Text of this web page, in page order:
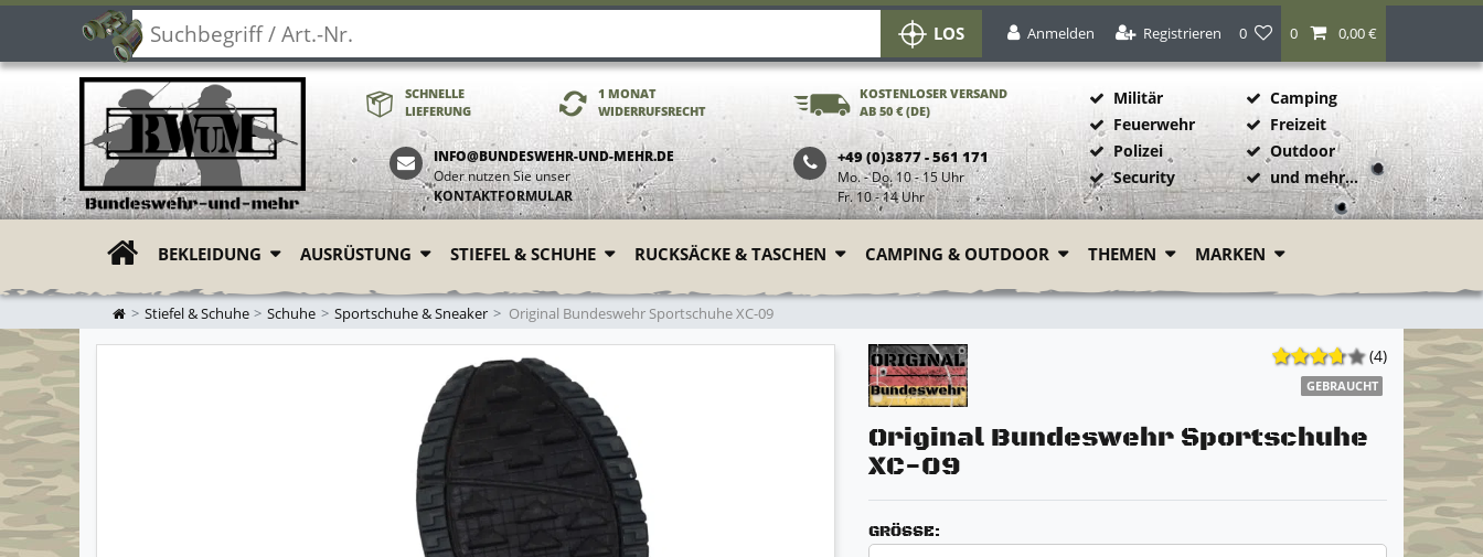
LOS Anmelden Registrieren 0 0 0,00 €
SCHNELLE
LIEFERUNG
1 MONAT
WIDERRUFSRECHT
KOSTENLOSER VERSAND
AB 50 € (DE)
INFO@BUNDESWEHR-UND-MEHR.DE
Oder nutzen Sie unser
KONTAKTFORMULAR
+49 (0)3877 - 561 171
Mo. - Do. 10 - 15 Uhr
Fr. 10 - 14 Uhr
Militär
Feuerwehr
Polizei
Security
Camping
Freizeit
Outdoor
und mehr...
ZUR STARTSEITE
BEKLEIDUNG AUSRÜSTUNG STIEFEL & SCHUHE RUCKSÄCKE & TASCHEN CAMPING & OUTDOOR THEMEN MARKEN
Stiefel & Schuhe Schuhe Sportschuhe & Sneaker Original Bundeswehr Sportschuhe XC-09
(4)
GEBRAUCHT
Original Bundeswehr Sportschuhe
XC-09
GRÖSSE: